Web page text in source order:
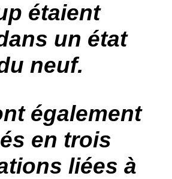
étaient
un état
neuf.
également
en trois
liées à